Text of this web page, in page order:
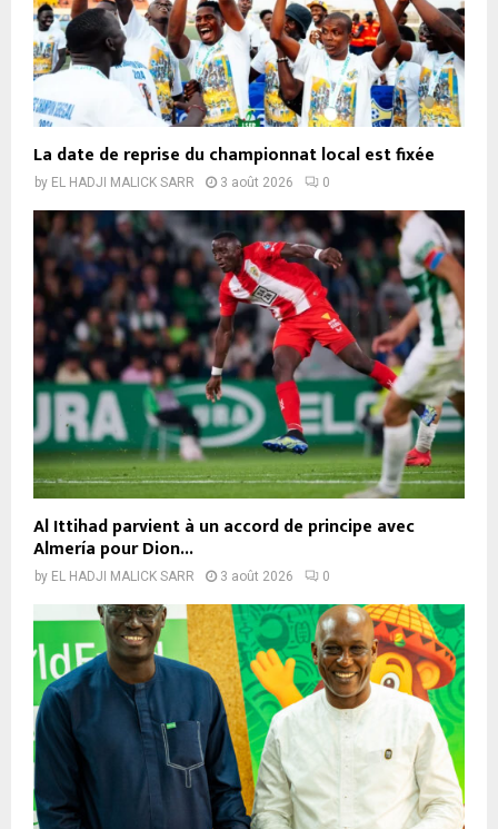
La date de reprise du championnat local est fixée
by EL HADJI MALICK SARR 3 août 2026 0
Al Ittihad parvient à un accord de principe avec
Almería pour Dion...
by EL HADJI MALICK SARR 3 août 2026 0